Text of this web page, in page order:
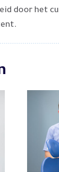
door het